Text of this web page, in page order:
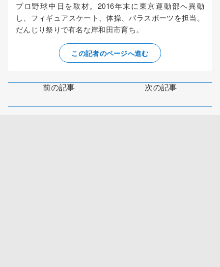
プロ野球中日を取材。2016年末に東京運動部へ異動
し、フィギュアスケート、体操、パラスポーツを担当。
だんじり祭りで有名な岸和田市育ち。
この記者のページへ進む
前の記事 次の記事